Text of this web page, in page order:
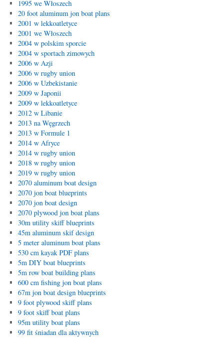
1995 we Włoszech
20 foot aluminum jon boat plans
2001 w lekkoatletyce
2001 we Włoszech
2004 w polskim sporcie
2004 w sportach zimowych
2006 w Azji
2006 w rugby union
2006 w Uzbekistanie
2009 w Japonii
2009 w lekkoatletyce
2012 w Libanie
2013 na Węgrzech
2013 w Formule 1
2014 w Afryce
2014 w rugby union
2018 w rugby union
2019 w rugby union
2070 aluminum boat design
2070 jon boat blueprints
2070 jon boat design
2070 plywood jon boat plans
30m utility skiff blueprints
45m aluminum skif design
5 meter aluminum boat plans
530 cm kayak PDF plans
5m DIY boat blueprints
5m row boat building plans
600 cm fishing jon boat plans
67m jon boat design blueprints
9 foot plywood skiff plans
9 foot skiff boat plans
95m utility boat plans
99 fit śniadan dla aktywnych